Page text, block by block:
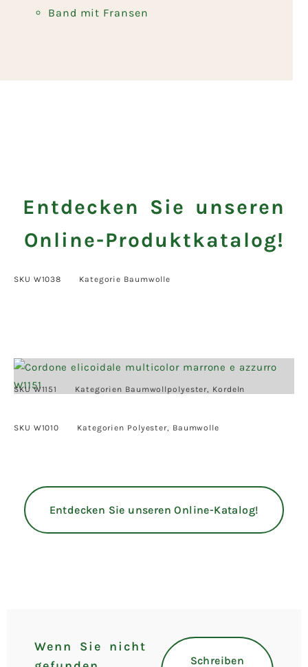
Band mit Fransen
Entdecken Sie unseren
Online-Produktkatalog!
SKU W1038 Kategorie Baumwolle
SKUW1151 Kategorien Baumwollpolyester Kordeln
SKU W1010 Kategorien Polyester Baumwolle
Entdecken Sie unseren Online-Katalog!
Wenn Sie nicht
Schreiben